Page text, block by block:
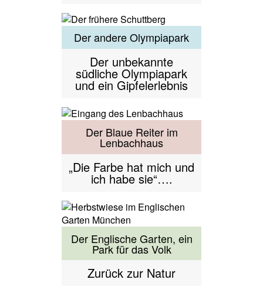
Der andere Olympiapark
Der unbekannte
südliche Olympiapark
und ein Gipfelerlebnis
Der Blaue Reiter im
Lenbachhaus
„Die Farbe hat mich und
ich habe sie“….
Der Englische Garten, ein
Park für das Volk
Zurück zur Natur